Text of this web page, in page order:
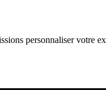
à tout membre de la
la sécurité des biens.
personnaliser votre